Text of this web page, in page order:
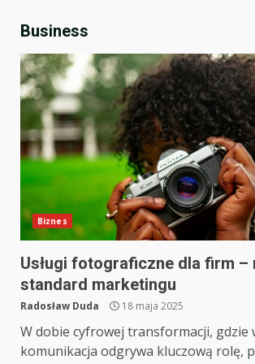
Business
Biznes
Usługi fotograficzne dla firm –
standard marketingu
Radosław Duda 18 maja 2025
W dobie cyfrowej transformacji, gdzie
komunikacja odgrywa kluczową rolę,